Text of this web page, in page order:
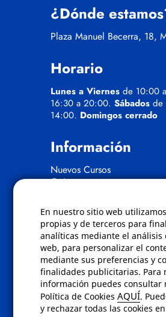
En nuestro sitio web
propias y de terceros para
analíticas mediante el análisis
web, para personalizar el
mediante sus preferencias y
finalidades publicitarias. Para
información puedes consultar
Política de CookiesAQUÍ.
y rechazar todas las cookies
¿Dónde
Plaza Manuel Becerra, 18,
Horario
Lunes a Viernes de 10:00
16:30 a 20:00. Sábados de
14:00. Domingos cerrado
Información
Nuevos Cursos
Quienes somos
Políticas
Condiciones de compra
Aviso de privacidad
Cookies
Bajas comunicados
Derecho de desistimiento
Preguntas frecuentes